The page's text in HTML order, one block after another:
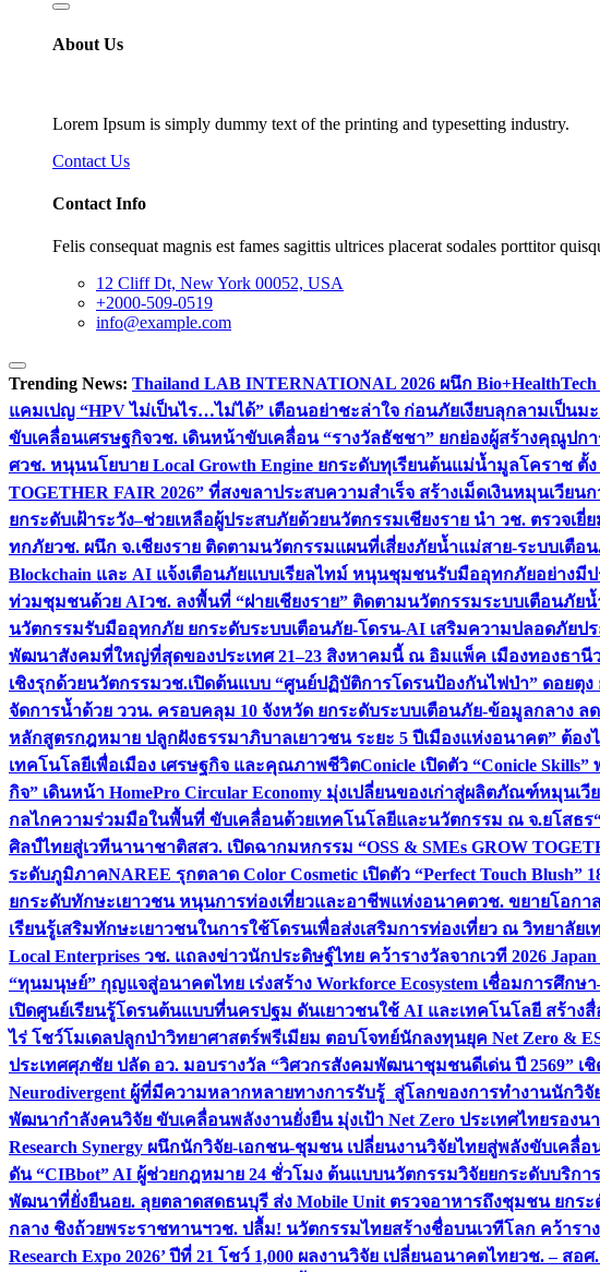
About Us
Lorem Ipsum is simply dummy text of the printing and typesetting industry.
Contact Us
Contact Info
Felis consequat magnis est fames sagittis ultrices placerat sodales porttitor
12 Cliff Dt, New York 00052, USA
+2000-509-0519
info@example.com
Trending News: Thailand LAB INTERNATIONAL 2026 ผนึก
แคมเปญ “HPV ไม่เป็นไร…ไม่ได้” เตือนอย่าชะล่าใจ ก่อนภัยเงียบลุกลามเป็นมะ
ขับเคลื่อนเศรษฐกิจวช. เดินหน้าขับเคลื่อน “รางวัลธัชชา” ยกย่องผู้สร้างคุณูป
ศวช. หนุนนโยบาย Local Growth Engine ยกระดับทุเรียนต้นแม่น้ำมูลโคราช
TOGETHER FAIR 2026” ที่สงขลาประสบความสำเร็จ สร้างเม็ดเงินหมุนเวีย
ยกระดับเฝ้าระวัง–ช่วยเหลือผู้ประสบภัยด้วยนวัตกรรมเชียงราย นำ วช. ตรวจเ
ทกภัยวช. ผนึก จ.เชียงราย ติดตามนวัตกรรมแผนที่เสี่ยงภัยน้ำแม่สาย-ระบบเตื
Blockchain และ AI แจ้งเตือนภัยแบบเรียลไทม์ หนุนชุมชนรับมืออุทกภัยอย่างมี
ท่วมชุมชนด้วย AIวช. ลงพื้นที่ “ฝายเชียงราย” ติดตามนวัตกรรมระบบเตือนภั
นวัตกรรมรับมืออุทกภัย ยกระดับระบบเตือนภัย-โดรน-AI เสริมความปลอดภัยป
พัฒนาสังคมที่ใหญ่ที่สุดของประเทศ 21–23 สิงหาคมนี้ ณ อิมแพ็ค เมืองทองธานี
เชิงรุกด้วยนวัตกรรมวช.เปิดต้นแบบ “ศูนย์ปฏิบัติการโดรนป้องกันไฟป่า” ดอยตุ
จัดการน้ำด้วย ววน. ครอบคลุม 10 จังหวัด ยกระดับระบบเตือนภัย-ข้อมูลกลาง ล
หลักสูตรกฎหมาย ปลูกฝังธรรมาภิบาลเยาวชน ระยะ 5 ปีเมืองแห่งอนาคต” ต้อ
เทคโนโลยีเพื่อเมือง เศรษฐกิจ และคุณภาพชีวิตConicle เปิดตัว “Conicle
กิจ” เดินหน้า HomePro Circular Economy มุ่งเปลี่ยนของเก่าสู่ผลิตภัณฑ์หมุนเวี
กลไกความร่วมมือในพื้นที่ ขับเคลื่อนด้วยเทคโนโลยีและนวัตกรรม ณ จ.ยโสธร
ศิลป์ไทยสู่เวทีนานาชาติสสว. เปิดฉากมหกรรม “OSS & SMEs GROW
ระดับภูมิภาคNAREE รุกตลาด Color Cosmetic เปิดตัว “Perfect Touch
ยกระดับทักษะเยาวชน หนุนการท่องเที่ยวและอาชีพแห่งอนาคตวช. ขยายโอกา
เรียนรู้เสริมทักษะเยาวชนในการใช้โดรนเพื่อส่งเสริมการท่องเที่ยว ณ วิทยาลัย
Local Enterprises วช. แถลงข่าวนักประดิษฐ์ไทย คว้ารางวัลจากเวที 2026
“ทุนมนุษย์” กุญแจสู่อนาคตไทย เร่งสร้าง Workforce Ecosystem เชื่อมการศึกษ
เปิดศูนย์เรียนรู้โดรนต้นแบบที่นครปฐม ดันเยาวชนใช้ AI และเทคโนโลยี สร้าง
ไร่ โชว์โมเดลปลูกป่าวิทยาศาสตร์พรีเมียม ตอบโจทย์นักลงทุนยุค Net Zero &
ประเทศศุภชัย ปลัด อว. มอบรางวัล “วิศวกรสังคมพัฒนาชุมชนดีเด่น ปี 2569”
Neurodivergent ผู้ที่มีความหลากหลายทางการรับรู้ สู่โลกของการทำงานนักวิจั
พัฒนากำลังคนวิจัย ขับเคลื่อนพลังงานยั่งยืน มุ่งเป้า Net Zero ประเทศไทยรองน
Research Synergy ผนึกนักวิจัย-เอกชน-ชุมชน เปลี่ยนงานวิจัยไทยสู่พลังขับเคลื่อ
ดัน “CIBbot” AI ผู้ช่วยกฎหมาย 24 ชั่วโมง ต้นแบบนวัตกรรมวิจัยยกระดับบริก
พัฒนาที่ยั่งยืนอย. ลุยตลาดสดธนบุรี ส่ง Mobile Unit ตรวจอาหารถึงชุมชน ยกร
กลาง ชิงถ้วยพระราชทานฯวช. ปลื้ม! นวัตกรรมไทยสร้างชื่อบนเวทีโลก คว้ารา
Research Expo 2026’ ปีที่ 21 โชว์ 1,000 ผลงานวิจัย เปลี่ยนอนาคตไทยวช. – สอศ